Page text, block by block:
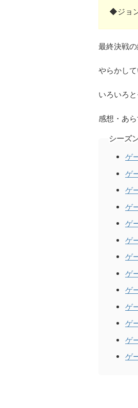
◆ジョ
最終決戦
やらかし
いろいろ
感想・あ
シーズ
ゲ
ゲ
ゲ
ゲ
ゲ
ゲ
ゲ
ゲ
ゲ
ゲ
ゲ
ゲ
ゲ